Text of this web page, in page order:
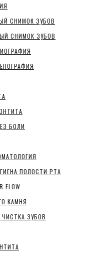
СНИМОК ЗУБОВ
СНИМОК ЗУБОВ
БОЛИ
ПОЛОСТИ РТА
FLOW
КАМНЯ
ЗУБОВ